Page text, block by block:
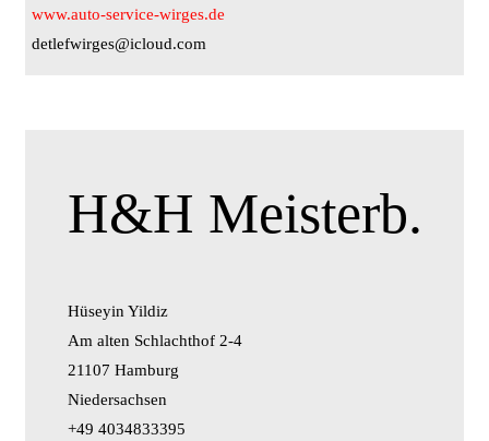
www.auto-service-wirges.de
detlefwirges@icloud.com
H&H Meisterb.
Hüseyin Yildiz
Am alten Schlachthof 2-4
21107 Hamburg
Niedersachsen
+49 4034833395